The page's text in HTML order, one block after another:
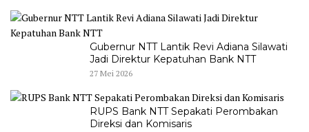
Gubernur NTT Lantik Revi Adiana Silawati
Jadi Direktur Kepatuhan Bank NTT
27 Mei 2026
RUPS Bank NTT Sepakati Perombakan
Direksi dan Komisaris